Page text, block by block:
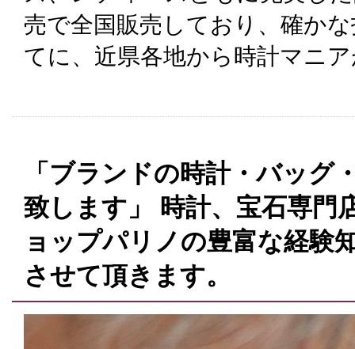
売で全国販売しており、確か
てに、近県各地から時計マニ
「ブランドの時計・バッグ
致します」 時計、宝石専門
ョップパリノの豊富な経験
させて頂きます。